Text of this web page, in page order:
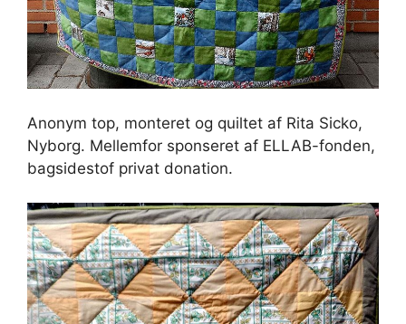
Anonym top, monteret og quiltet af Rita Sicko,
Nyborg. Mellemfor sponseret af ELLAB-fonden,
bagsidestof privat donation.